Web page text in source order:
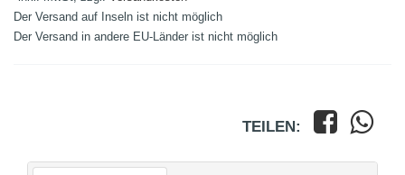
Der Versand auf Inseln ist nicht möglich
Der Versand in andere EU-Länder ist nicht möglich
TEILEN: